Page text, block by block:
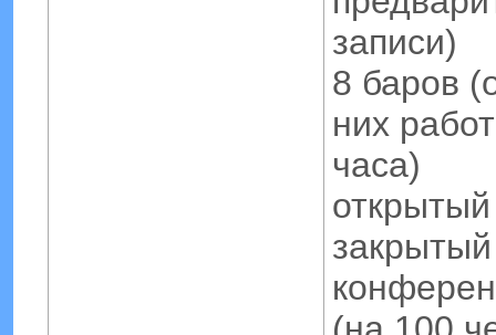
записи)
8 баров
них
часа)